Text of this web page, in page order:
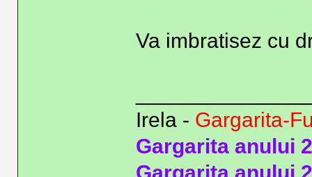
Va imbratisez cu
Irela - Gargarita-
Gargarita anului